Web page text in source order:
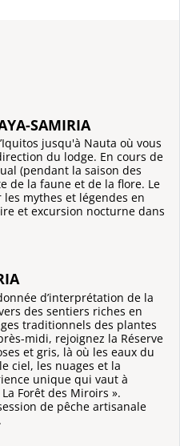
SAMIRIA
jusqu'à Nauta où vous
du lodge. En cours de
(pendant la saison des
de la faune et de la flore. Le
mythes et légendes en
et excursion nocturne dans
d’interprétation de la
des sentiers riches en
traditionnels des plantes
midi, rejoignez la Réserve
et gris, là où les eaux du
ciel, les nuages et la
unique qui vaut à
Forêt des Miroirs ».
de pêche artisanale